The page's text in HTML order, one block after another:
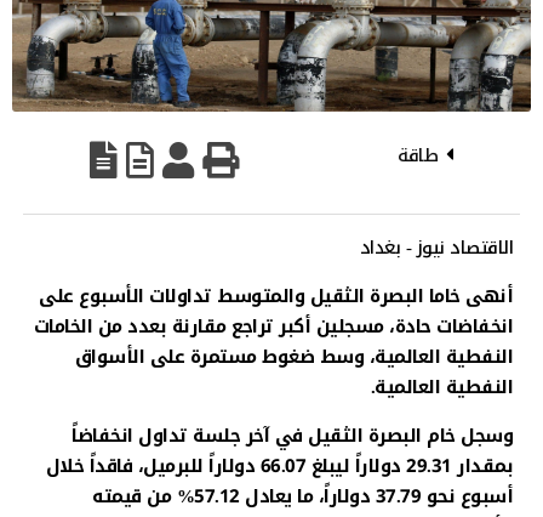
طاقة
الاقتصاد نيوز - بغداد
أنهى خاما البصرة الثقيل والمتوسط تداولات الأسبوع على
انخفاضات حادة، مسجلين أكبر تراجع مقارنة بعدد من الخامات
النفطية العالمية، وسط ضغوط مستمرة على الأسواق
النفطية العالمية.
وسجل خام البصرة الثقيل في آخر جلسة تداول انخفاضاً
بمقدار 29.31 دولاراً ليبلغ 66.07 دولاراً للبرميل، فاقداً خلال
أسبوع نحو 37.79 دولاراً، ما يعادل 57.12% من قيمته